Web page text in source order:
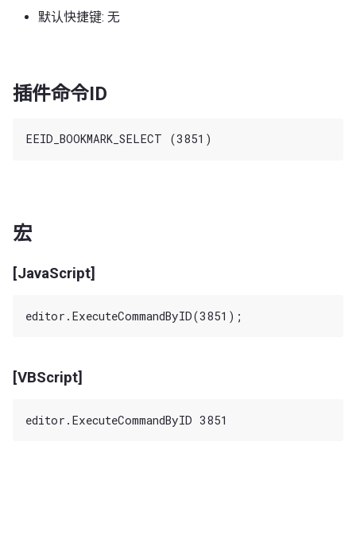
默认快捷键: 无
插件命令ID
宏
[JavaScript]
[VBScript]